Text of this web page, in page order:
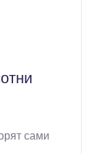
сами